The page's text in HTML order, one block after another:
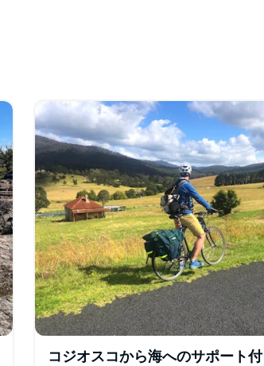
コジオスコから海へのサポート